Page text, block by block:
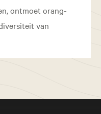
ontmoet orang-
van